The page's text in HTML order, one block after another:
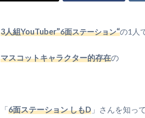
3人組YouTuber”6面ステーション“の1人
マスコットキャラクター的存在の
「6面ステーション しもD 」さんを知っ